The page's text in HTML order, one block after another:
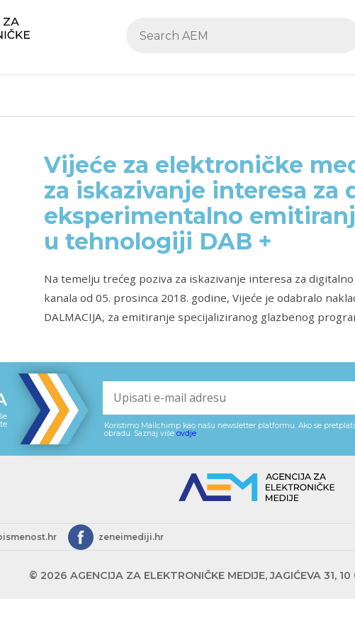
Vijeće za elektroničke
za iskazivanje interesa za
eksperimentalno
u tehnologiji DAB +
Na temelju trećeg poziva za iskazivanje interesa za
kanala od 05. prosinca 2018. godine, Vijeće je odabralo
DALMACIJA, za emitiranje specijaliziranog glazbenog
Koristimo Mailchimp kao našu newsletter platformu. Ako se
obradu. Saznaj više ovdje.
zeneimediji.hr
© 2026 AGENCIJA ZA ELEKTRONIČKE MEDIJE, JAGIĆEVA 31,